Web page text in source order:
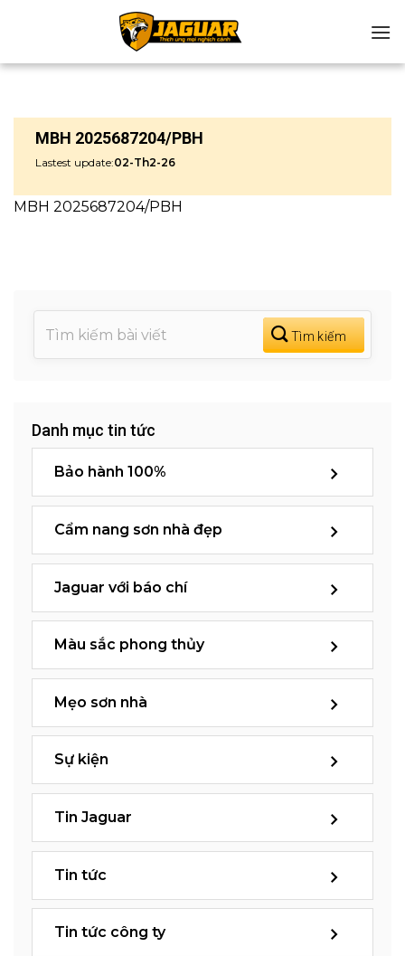
MBH 2025687204/PBH
Lastest update:02-Th2-26
MBH 2025687204/PBH
Danh mục tin tức
Bảo hành 100%
Cẩm nang sơn nhà đẹp
Jaguar với báo chí
Màu sắc phong thủy
Mẹo sơn nhà
Sự kiện
Tin Jaguar
Tin tức
Tin tức công ty